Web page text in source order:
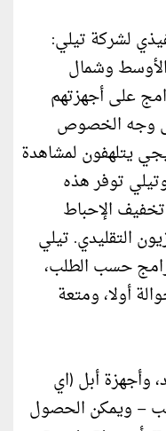
لشركة تيلي:
وشمال
على أجهزتهم
وجه الخصوص
يتلهفون لمشاهدة
توفر هذه
الإحباط
التقليدي. تيلي
حسب الطلب،
أولا، ومتعة
وأجهزة أبل (اي
– ويمكن الحصول